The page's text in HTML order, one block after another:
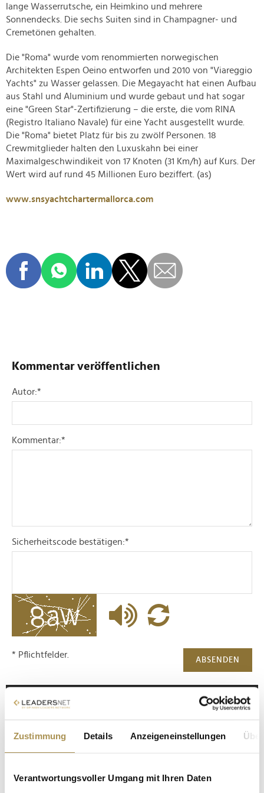
Zustimmung Details Anzeigeneinstellungen
Verantwortungsvoller Umgang mit Ihren Daten
lange Wasserrutsche, ein Heimkino und mehrere
Sonnendecks. Die sechs Suiten sind in Champagner- und
Cremetönen gehalten.
Die "Roma" wurde vom renommierten norwegischen
Architekten Espen Oeino entworfen und 2010 von "Viareggio
Yachts" zu Wasser gelassen. Die Megayacht hat einen Aufbau
aus Stahl und Aluminium und wurde gebaut und hat sogar
eine "Green Star"-Zertifizierung – die erste, die vom RINA
(Registro Italiano Navale) für eine Yacht ausgestellt wurde.
Die "Roma" bietet Platz für bis zu zwölf Personen. 18
Crewmitglieder halten den Luxuskahn bei einer
Maximalgeschwindikeit von 17 Knoten (31 Km/h) auf Kurs. Der
Wert wird auf rund 45 Millionen Euro beziffert. (as)
www.snsyachtchartermallorca.com
Kommentar veröffentlichen
Autor:*
Kommentar:*
Sicherheitscode bestätigen:*
ABSENDEN
* Pflichtfelder.
LEADERSNET.TV
LAUTSCHALTEN